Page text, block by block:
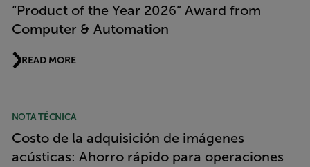
“Product of the Year 2026” Award from
Computer & Automation
READ MORE
NOTA TÉCNICA
Costo de la adquisición de imágenes
acústicas: Ahorro rápido para operaciones